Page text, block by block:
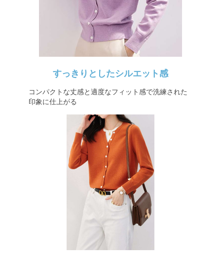
すっきりとしたシルエット感
コンパクトな丈感と適度なフィット感で洗練された
印象に仕上がる